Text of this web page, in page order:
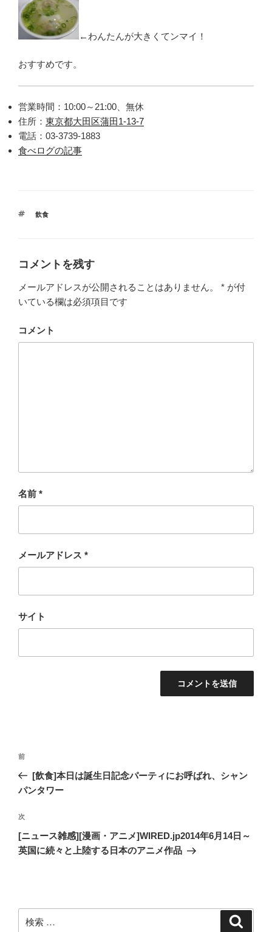
←わんたんが大きくてンマイ！
おすすめです。
営業時間：10:00～21:00、無休
住所： 東京都大田区蒲田1-13-7
電話：03-3739-1883
食べログの記事
タ
飲食
コメントを残す
メールアドレスが公開されることはありません。 * が付
いている欄は必須項目です
コメント
名前 *
メールアドレス *
サイト
投
ナ
ゲ
ー
シ
過
去
の
稿
前
[飲食]本日は誕生日記念パーティにお呼ばれ、シャン
パンタワー
次
の
投
次
[ニュース雑感][漫画・アニメ]WIRED.jp2014年6月14日～
英国に続々と上陸する日本のアニメ作品
検
索: